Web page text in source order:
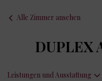
Alle Zimmer ansehen
DUPLEX
Leistungen und Ausstattung